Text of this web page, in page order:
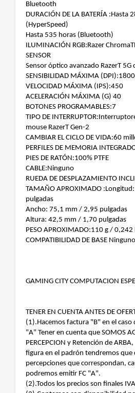
Bluetooth
DURACIÓN DE LA BATERÍA :Hasta
(HyperSpeed)
Hasta 535 horas (Bluetooth)
ILUMINACIÓN RGB:Razer
SENSOR
Sensor óptico avanzado RazerT
SENSIBILIDAD MÁXIMA
VELOCIDAD MÁXIMA (IPS):450
ACELERACIÓN MÁXIMA (G) 40
BOTONES PROGRAMABLES:7
TIPO DE
mouse RazerT Gen-2
CAMBIAR EL CICLO DE VIDA:60
PERFILES DE MEMORIA
PIES DE RATÓN:100% PTFE
CABLE:Ninguno
RUEDA DE DESPLAZAMIENTO
TAMAÑO APROXIMADO
pulgadas
Ancho: 75,1 mm / 2,95 pulgadas
Altura: 42,5 mm / 1,70 pulgadas
PESO APROXIMADO:110 g / 0,242
COMPATIBILIDAD DE BASE Ninguno
GAMING CITY COMPUTACION
TENER EN CUENTA ANTES DE
(1).Hacemos factura "B" en el
"A" Tener en cuenta que SOMOS
PERCEPCION y Retención de
figura en el padrón tendremos que
percepciones que correspondan,
podremos emitir FC "A".
(2).Todos los precios son finales